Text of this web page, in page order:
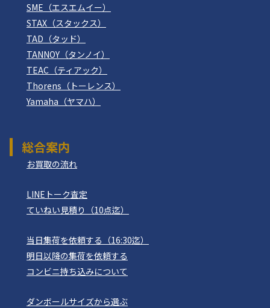
SME（エスエムイー）
STAX（スタックス）
TAD（タッド）
TANNOY（タンノイ）
TEAC（ティアック）
Thorens（トーレンス）
Yamaha（ヤマハ）
総合案内
お買取の流れ
LINEトーク査定
ていねい見積り（10点迄）
当日集荷を依頼する（16:30迄）
明日以降の集荷を依頼する
コンビニ持ち込みについて
ダンボールサイズから選ぶ